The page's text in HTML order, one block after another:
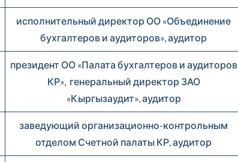
исполнительный директор ОО «Объединение
бухгалтеров и аудиторов», аудитор
президент ОО «Палата бухгалтеров и аудиторов
КР», генеральный директор ЗАО
«Кыргызаудит», аудитор
заведующий организационно-контрольным
отделом Счетной палаты КР, аудитор